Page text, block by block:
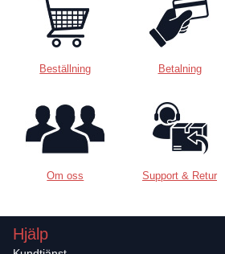
Beställning Betalning
Om oss Support & Retur
Hjälp